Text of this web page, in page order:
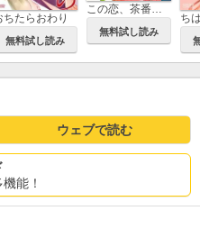
ちたらおわり
無料試し読み
無料試し読み
ち
ウェブで読む
能！